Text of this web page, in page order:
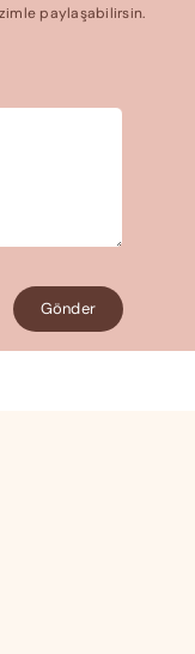
paylaşabilirsin.
Gönder